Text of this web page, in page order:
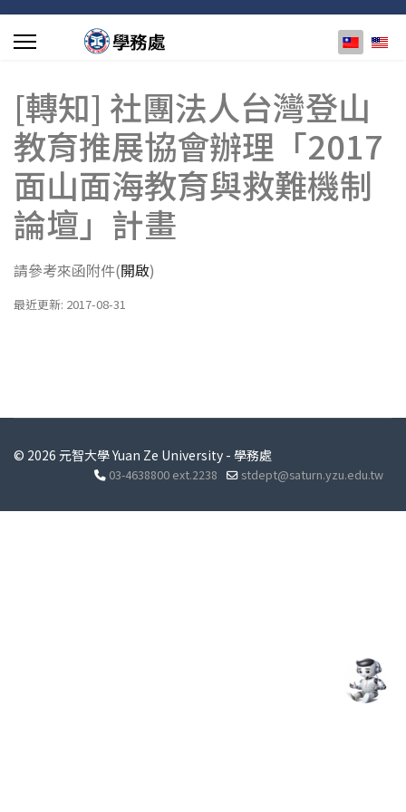
選擇你的
[轉知] 社團法人台灣登山
教育推展協會辦理「2017
面山面海教育與救難機制
論壇」計畫
請參考來函附件(開啟)
最近更新: 2017-08-31
© 2026 元智大學 Yuan Ze University - 學務處
03-4638800 ext.2238 stdept@saturn.yzu.edu.tw